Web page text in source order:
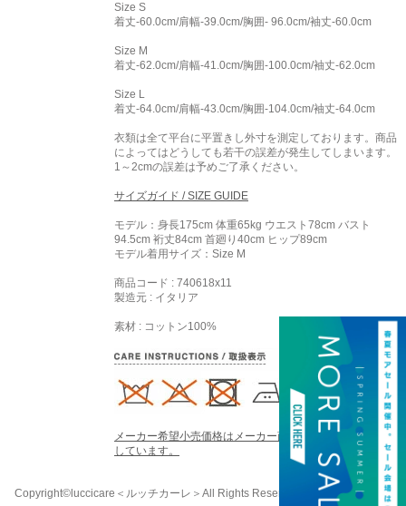
Size S
着丈-60.0cm/肩幅-39.0cm/胸囲- 96.0cm/袖丈-60.0cm
Size M
着丈-62.0cm/肩幅-41.0cm/胸囲-100.0cm/袖丈-62.0cm
Size L
着丈-64.0cm/肩幅-43.0cm/胸囲-104.0cm/袖丈-64.0cm
衣類は全て平台に平置きし外寸を測定しております。商品
によってはどうしても若干の誤差が発生してしまいます。
1～2cmの誤差は予めご了承ください。
サイズガイド / SIZE GUIDE
モデル：身長175cm 体重65kg ウエスト78cm バスト
94.5cm 裄丈84cm 首廻り40cm ヒップ89cm
モデル着用サイズ： Size M
商品コード : 740618x11
製造元 : イタリア
素材 : コットン100%
メーカー希望小売価格はメーカー商品タグに基づいて掲載
しています。
Copyright©luccicare ＜ルッチカーレ＞ All Rights Reserved. 058-213-8333